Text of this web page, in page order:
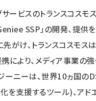
ービスのトランスコスモ
SSP」の開発、提
先がけ、トランスコスモ
により、メディア事業の
ーニーは、世界10ヵ国の
支援するツール)、アド